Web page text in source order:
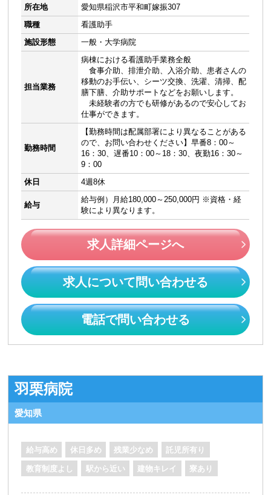
所在地
愛知県稲沢市平和町嫁振307
職種
看護助手
施設形態
一般・大学病院
担当業務
病棟における看護助手業務全般
食事介助、排泄介助、入浴介助、患者さんの
移動のお手伝い、シーツ交換、洗濯、清掃、配
膳下膳、介助サポートなどをお願いします。
未経験者の方でも研修があるので安心してお
仕事ができます。
勤務時間
【勤務時間は配属部署により異なることがある
ので、お問い合わせください】早番8：00～
16：30、遅番10：00～18：30、夜勤16：30～
9：00
休日
4週8休
給与
給与例）月給180,000～250,000円 ※資格・経
験により異なります。
求人詳細ページへ
求人について問い合わせる
電話で問い合わせる
羽栗病院
愛知県
給与高め 休日多め 残業少なめ 託児所有り
教育制度よし 駅から近い 建物キレイ 寮あり